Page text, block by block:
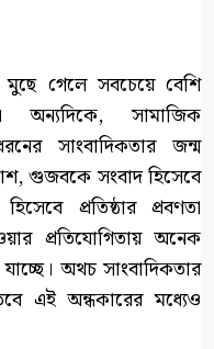
গেলে সবচেয়ে বেশি
অন্যদিকে, সামাজিক
সাংবাদিকতার জন্ম
গুজবকে সংবাদ হিসেবে
প্রতিষ্ঠার প্রবণতা
প্রতিযোগিতায় অনেক
অথচ সাংবাদিকতার
এই অন্ধকারের মধ্যেও